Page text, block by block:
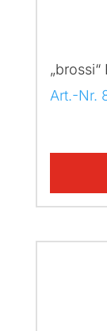
„brossi“
Art.-Nr.